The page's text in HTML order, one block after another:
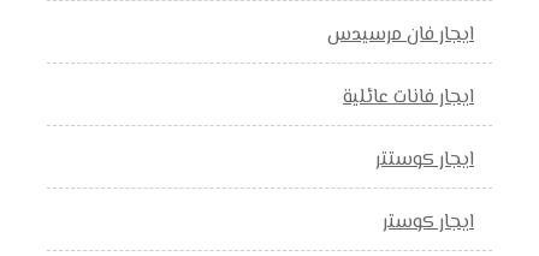
ايجار فان مرسيدس
ايجار فانات عائلية
ايجار كوستتر
ايجار كوستر